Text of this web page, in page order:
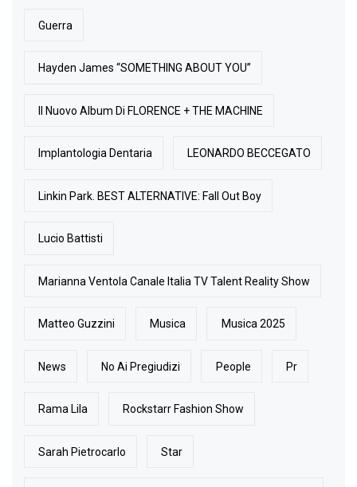
Guerra
Hayden James “SOMETHING ABOUT YOU”
Il Nuovo Album Di FLORENCE + THE MACHINE
Implantologia Dentaria LEONARDO BECCEGATO
Linkin Park. BEST ALTERNATIVE: Fall Out Boy
Lucio Battisti
Marianna Ventola Canale Italia TV Talent Reality Show
Matteo Guzzini Musica Musica 2025
News No Ai Pregiudizi People Pr
Rama Lila Rockstarr Fashion Show
Sarah Pietrocarlo Star